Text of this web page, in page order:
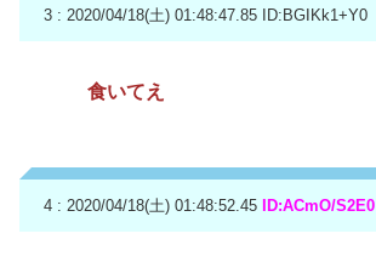
3 : 2020/04/18(土) 01:48:47.85 ID:BGIKk1+Y0
食いてえ
4 : 2020/04/18(土) 01:48:52.45 ID:ACmO/S2E0